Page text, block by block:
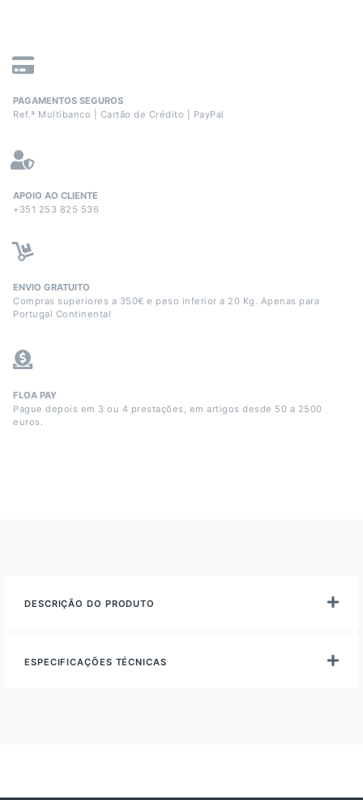
PAGAMENTOS SEGUROS
Ref.ª Multibanco | Cartão de Crédito | PayPal
APOIO AO CLIENTE
+351 253 825 536
ENVIO GRATUITO
Compras superiores a 350€ e peso inferior a 20 Kg. Apenas para
Portugal Continental
FLOA PAY
Pague depois em 3 ou 4 prestações, em artigos desde 50 a 2500
euros.
DESCRIÇÃO DO PRODUTO
ESPECIFICAÇÕES TÉCNICAS